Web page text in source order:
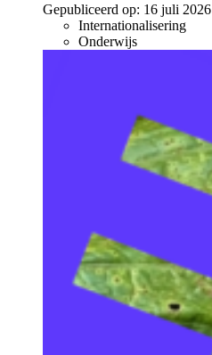
Gepubliceerd op: 16 juli 2026
Internationalisering
Onderwijs